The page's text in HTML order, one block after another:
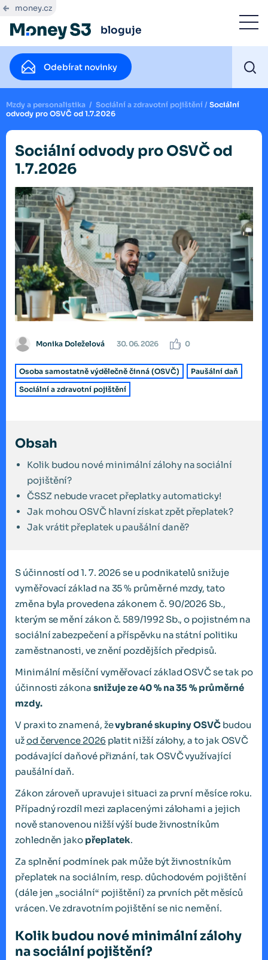
money.cz
bloguje
Odebírat novinky
Mzdy a personalistika / Sociální a zdravotní pojištění / Sociální
odvody pro OSVČ od 1.7.2026
Sociální odvody pro OSVČ od
1.7.2026
Monika Doleželová 30. 06. 2026 0
Osoba samostatně výdělečně činná (OSVČ)
Paušální daň
Sociální a zdravotní pojištění
Obsah
Kolik budou nové minimální zálohy na sociální
pojištění?
ČSSZ nebude vracet přeplatky automaticky!
Jak mohou OSVČ hlavní získat zpět přeplatek?
Jak vrátit přeplatek u paušální daně?
S účinností od 1. 7. 2026 se u podnikatelů snižuje
vyměřovací základ na 35 % průměrné mzdy, tato
změna byla provedena zákonem č. 90/2026 Sb.,
kterým se mění zákon č. 589/1992 Sb., o pojistném na
sociální zabezpečení a příspěvku na státní politiku
zaměstnanosti, ve znění pozdějších předpisů.
Minimální měsíční vyměřovací základ OSVČ se tak po
účinnosti zákona snižuje ze 40 % na 35 % průměrné
mzdy.
V praxi to znamená, ževybrané skupiny OSVČ budou
užod července 2026 platit nižší zálohy, a to jak OSVČ
podávající daňové přiznání, tak OSVČ využívající
paušální daň.
Zákon zároveň upravuje i situaci za první měsíce roku.
Případný rozdíl mezi zaplacenými zálohami a jejich
nově stanovenou nižší výší bude živnostníkům
zohledněn jako přeplatek.
Za splnění podmínek pak může být živnostníkům
přeplatek na sociálním, resp. důchodovém pojištění
(dále jen „sociální“ pojištění) za prvních pět měsíců
vrácen. Ve zdravotním pojištění se nic nemění.
Kolik budou nové minimální zálohy
na sociální pojištění?